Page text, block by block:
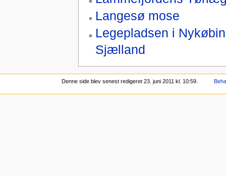
Langesø mose
Legepladsen i
Sjælland
Denne side blev senest redigeret 23. juni 2011 kl. 10:59.